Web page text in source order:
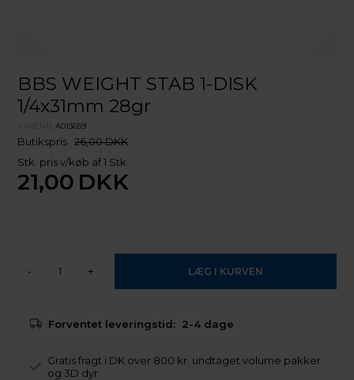
BBS WEIGHT STAB 1-DISK
1/4x31mm 28gr
A013659
Butikspris 26,00 DKK
Stk. pris v/køb af 1 Stk
21,00 DKK
- +
Forventet leveringstid: 2-4 dage
Gratis fragt i DK over 800 kr. undtaget volume pakker
og 3D dyr